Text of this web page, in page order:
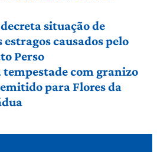
situação de
causados pelo
Perso
com granizo
para Flores da